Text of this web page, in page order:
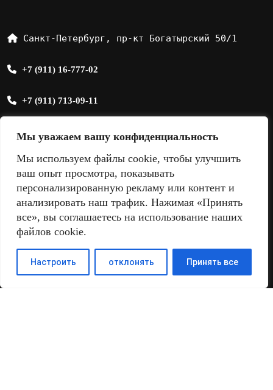
Мы уважаем вашу конфиденциальность
Мы используем файлы cookie, чтобы улучшить
ваш опыт просмотра, показывать
персонализированную рекламу или контент и
анализировать наш трафик. Нажимая «Принять
все», вы соглашаетесь на использование наших
файлов cookie.
Настроить отклонять Принять все
Санкт-Петербург, пр-кт Богатырский 50/1
+7 (911) 16-777-02
+7 (911) 713-09-11
sale@sandmix.ru